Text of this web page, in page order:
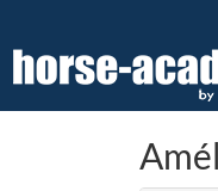
au
contenu